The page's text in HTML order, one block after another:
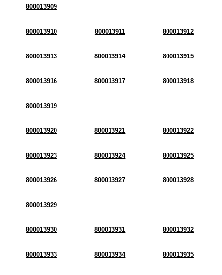
800013909
800013910 800013911 800013912
800013913 800013914 800013915
800013916 800013917 800013918
800013919
800013920 800013921 800013922
800013923 800013924 800013925
800013926 800013927 800013928
800013929
800013930 800013931 800013932
800013933 800013934 800013935